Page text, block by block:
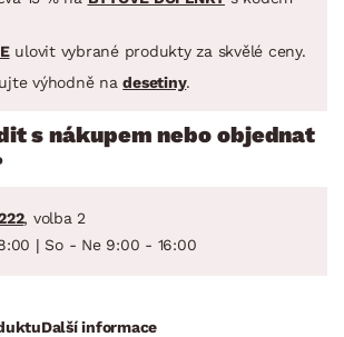
ulovit vybrané produkty za skvělé ceny.
výhodně nadesetiny.
s nákupem nebo objednat
, volba 2
| So - Ne 9:00 - 16:00
Další informace